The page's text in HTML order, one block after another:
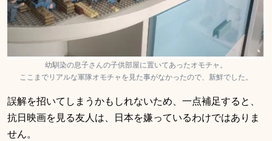
幼馴染の息子さんの子供部屋に置いてあったオモチャ。
ここまでリアルな軍隊オモチャを見た事がなかったので、新鮮でした。
誤解を招いてしまうかもしれないため、一点補足すると、
抗日映画を見る友人は、日本を嫌っているわけではありま
せん。